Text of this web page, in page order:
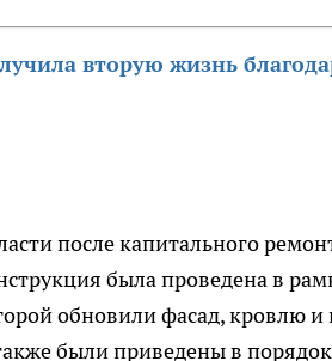
вторую жизнь
после капитального
была проведена в
обновили фасад, кровлю
были приведены в